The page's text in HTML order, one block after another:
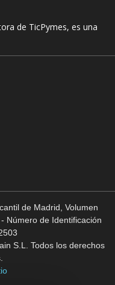
de TicPymes, es una
de Madrid, Volumen
Número de Identificación
S.L. Todos los derechos